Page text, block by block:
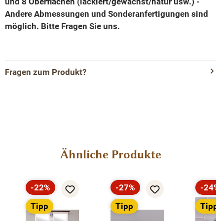
Andere Abmessungen und Sonderanfertigungen sind
möglich. Bitte Fragen Sie uns.
Fragen zum Produkt?
Badezimmer Möbel"
Unser Massivholz-Badezimmertisch für 2 Waschbecken
vereint Eleganz und Funktionalität auf höchstem Niveau,
Produktgalerie überspringen
Ähnliche Produkte
Rabatt
-22%
Tipp
Rabatt
-27%
Tipp
-24%
Tipp